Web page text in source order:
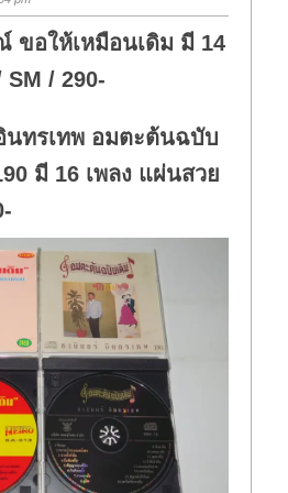
ขอให้เหมือนเดิม มี 14
SM / 290-
นทรเทพ อมตะต้นฉบับ
มี 16 เพลง แผ่นสวย